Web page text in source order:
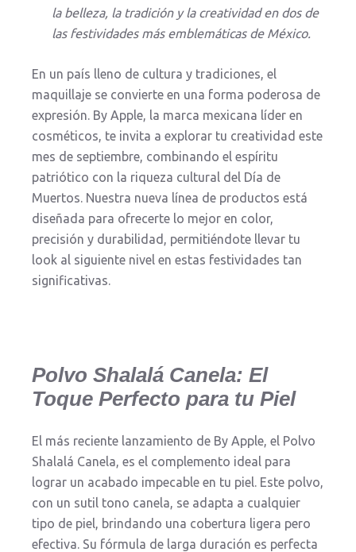
la belleza, la tradición y la creatividad en dos de
las festividades más emblemáticas de México.
En un país lleno de cultura y tradiciones, el
maquillaje se convierte en una forma poderosa de
expresión. By Apple, la marca mexicana líder en
cosméticos, te invita a explorar tu creatividad este
mes de septiembre, combinando el espíritu
patriótico con la riqueza cultural del Día de
Muertos. Nuestra nueva línea de productos está
diseñada para ofrecerte lo mejor en color,
precisión y durabilidad, permitiéndote llevar tu
look al siguiente nivel en estas festividades tan
significativas.
Polvo Shalalá Canela: El
Toque Perfecto para tu Piel
El más reciente lanzamiento de By Apple, el Polvo
Shalalá Canela, es el complemento ideal para
lograr un acabado impecable en tu piel. Este polvo,
con un sutil tono canela, se adapta a cualquier
tipo de piel, brindando una cobertura ligera pero
efectiva. Su fórmula de larga duración es perfecta